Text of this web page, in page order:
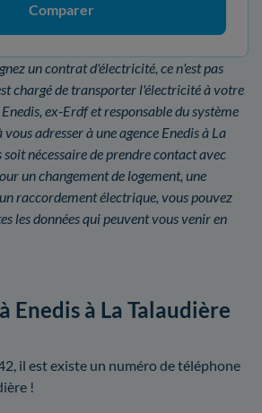
Comparer
un contrat d'électricité, ce n'est pas
chargé de transporter l'électricité à votre
ex-Erdf et responsable du système
adresser à une agence Enedis à La
nécessaire de prendre contact avec
un changement de logement, une
raccordement électrique, vous pouvez
les données qui peuvent vous venir en
Enedis à La Talaudière
il est existe un numéro de téléphone
!